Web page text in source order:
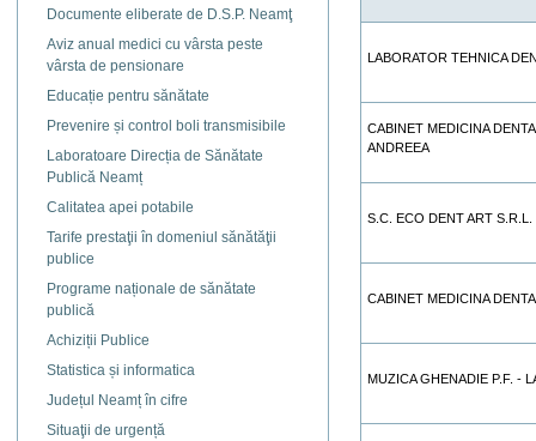
Documente eliberate de D.S.P. Neamţ
Aviz anual medici cu vârsta peste
vârsta de pensionare
Educație pentru sănătate
Prevenire și control boli transmisibile
Laboratoare Direcția de Sănătate
Publică Neamț
Calitatea apei potabile
Tarife prestaţii în domeniul sănătăţii
publice
Programe naționale de sănătate
publică
Achiziții Publice
Statistica și informatica
Județul Neamț în cifre
Situaţii de urgență
LABORATOR TEHNICA
CABINET MEDICINA
ANDREEA
S.C. ECO DENT ART S.R.L.
CABINET MEDICINA
MUZICA GHENADIE P.F. -